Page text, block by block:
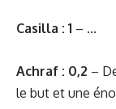
Casilla : 1 – ...
Achraf : 0,2 –
le but et une